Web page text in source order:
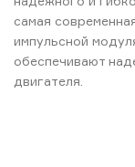
самая
импульсной
обеспечивают
двигателя.